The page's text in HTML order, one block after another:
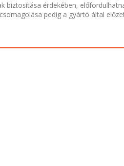
biztosítása érdekében,
pedig a gyártó által